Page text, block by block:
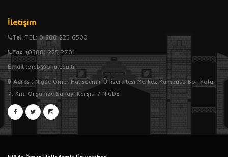
İletişim
Tel :TEL: 0 388 225 6500
Fax :(0388) 225 2701
Email :oidb@ohu.edu.tr
Adres:Niğde Ömer Halisdemir Üniversitesi Merkez Kampüsü Bor Yolu
7. Km. Organize Sanayi Karşısı / NİĞDE